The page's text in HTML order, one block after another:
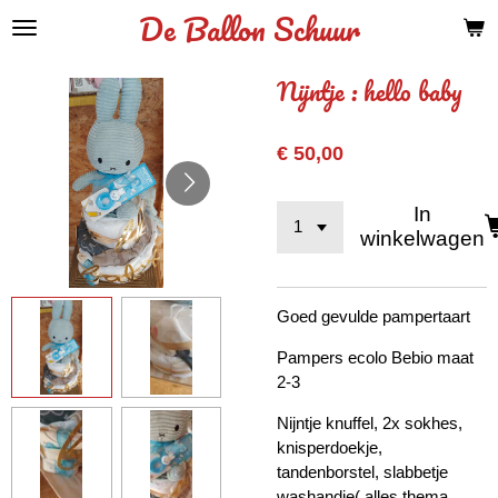
Ga
hoofdinhoud
De Ballon Schuur
Nijntje : hello baby
€ 50,00
In
winkelwagen
Goed gevulde pampertaart
Pampers ecolo Bebio maat
2-3
Nijntje knuffel, 2x sokhes,
knisperdoekje,
tandenborstel, slabbetje